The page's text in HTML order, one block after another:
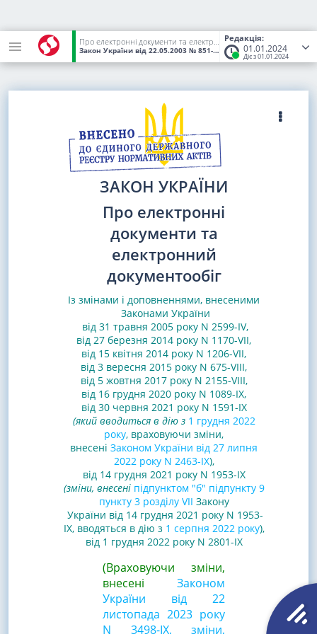
Редакція:
01.01.2024
Діє з 01.01.2024
Про електронні документи та електронний документообіг
Закон України від 22.05.2003 № 851-IV (Статус:Чинний)
ЗАКОН УКРАЇНИ
Про електронні
документи та
електронний
документообіг
Із змінами і доповненнями, внесеними
Законами України
від 31 травня 2005 року N 2599-IV,
від 27 березня 2014 року N 1170-VII,
від 15 квітня 2014 року N 1206-VII,
від 3 вересня 2015 року N 675-VIII,
від 5 жовтня 2017 року N 2155-VIII,
від 16 грудня 2020 року N 1089-IX,
від 30 червня 2021 року N 1591-IX
(який вводиться в дію з 1 грудня 2022
року, враховуючи зміни,
внесені Законом України від 27 липня
2022 року N 2463-IX),
від 14 грудня 2021 року N 1953-IX
(зміни, внесені підпунктом "б" підпункту 9
пункту 3 розділу VII Закону
України від 14 грудня 2021 року N 1953-
IX, вводяться в дію з 1 серпня 2022 року),
від 1 грудня 2022 року N 2801-IX
(Враховуючи зміни,
внесені
Законом
України від 22
листопада 2023 року
N 3498-IX, зміни,